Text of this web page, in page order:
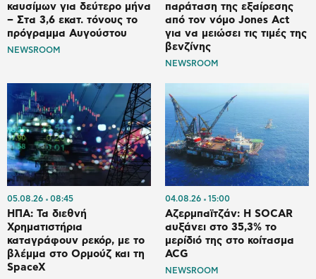
καυσίμων για δεύτερο μήνα
– Στα 3,6 εκατ. τόνους το
πρόγραμμα Αυγούστου
NEWSROOM
παράταση της εξαίρεσης
από τον νόμο Jones Act
για να μειώσει τις τιμές της
βενζίνης
NEWSROOM
05.08.26 08:45
ΗΠΑ: Τα διεθνή
Χρηματιστήρια
καταγράφουν ρεκόρ, με το
βλέμμα στο Ορμούζ και τη
SpaceX
04.08.26 15:00
Αζερμπαϊτζάν: Η SOCAR
αυξάνει στο 35,3% το
μερίδιό της στο κοίτασμα
ACG
NEWSROOM